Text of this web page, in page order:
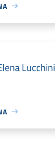
Lucchini